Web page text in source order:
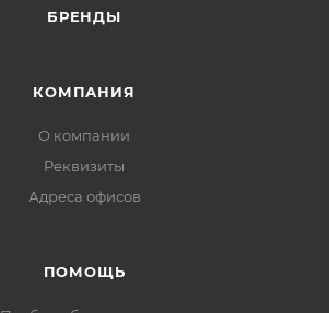
БРЕНДЫ
КОМПАНИЯ
О компании
Реквизиты
Адреса офисов
ПОМОЩЬ